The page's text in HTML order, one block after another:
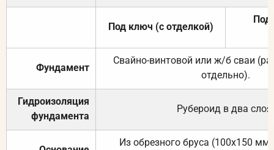
Под ключ (с отделкой)
Под
Фундамент
Свайно-винтовой или ж/б сваи
отдельно).
Гидроизоляция
фундамента
Рубероид в два слоя.
Из обрезного бруса (100х150